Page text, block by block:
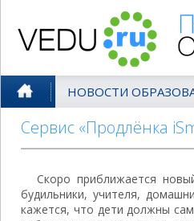
НОВОСТИ
Сервис «Продлёнка
Скоро приближается
будильники, учителя,
кажется, что дети должны